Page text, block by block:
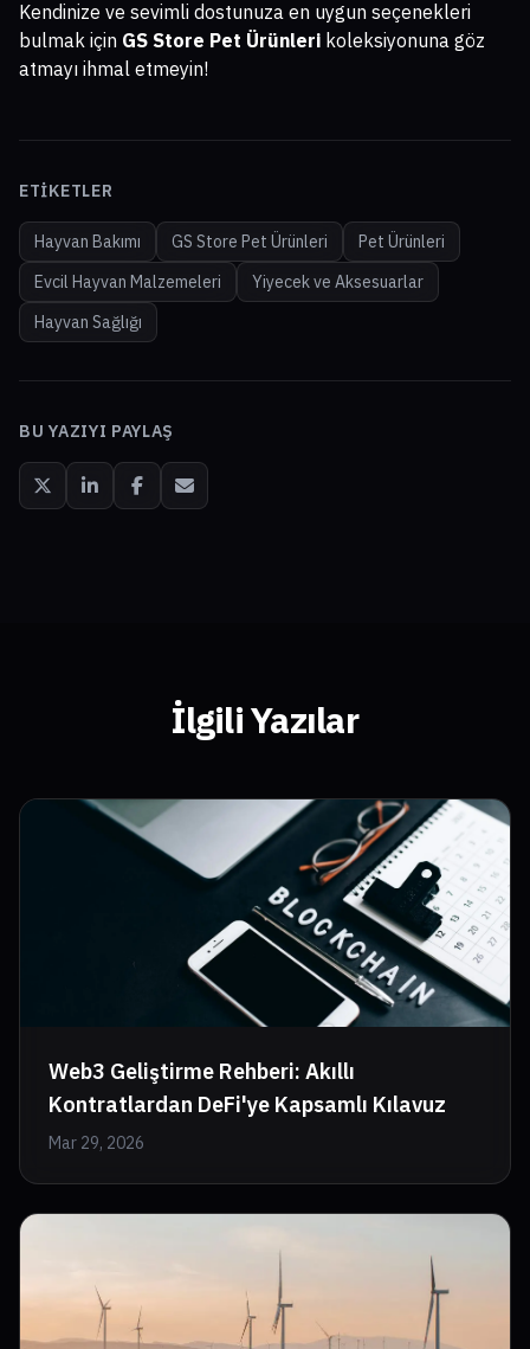
Kendinize ve sevimli dostunuza en uygun seçenekleri
bulmak için GS Store Pet Ürünleri koleksiyonuna göz
atmayı ihmal etmeyin!
ETIKETLER
Hayvan Bakımı GS Store Pet Ürünleri
Pet Ürünleri
Evcil Hayvan Malzemeleri
Yiyecek ve Aksesuarlar
Hayvan Sağlığı
BU YAZIYI PAYLAŞ
İlgili Yazılar
Web3 Geliştirme Rehberi: Akıllı
Kontratlardan DeFi'ye Kapsamlı Kılavuz
Mar 29, 2026